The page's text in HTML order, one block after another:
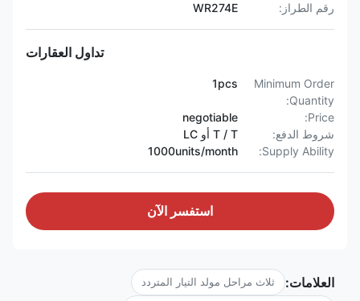
رقم الطراز:
WR274E
تداول العقارات
Minimum Order
Quantity:
1pcs
Price:
negotiable
شروط الدفع:
T / T أو LC
Supply Ability:
1000units/month
استفسر الآن
العلامات: ثلاث مراحل مولد التيار المتردد